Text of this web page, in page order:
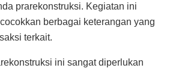
prarekonstruksi. Kegiatan ini
berbagai keterangan yang
terkait.
ini sangat diperlukan